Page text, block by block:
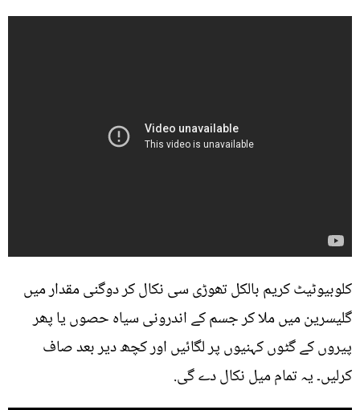
کلوبیوٹیٹ کریم بالکل تھوڑی سی نکال کر دوگنی مقدار میں
گلیسرین میں ملا کر جسم کے اندرونی سیاہ حصوں یا پھر
پیروں کے گٹوں کہنیوں پر لگائیں اور کچھ دیر بعد صاف
کرلیں۔ یہ تمام میل نکال دے گی.